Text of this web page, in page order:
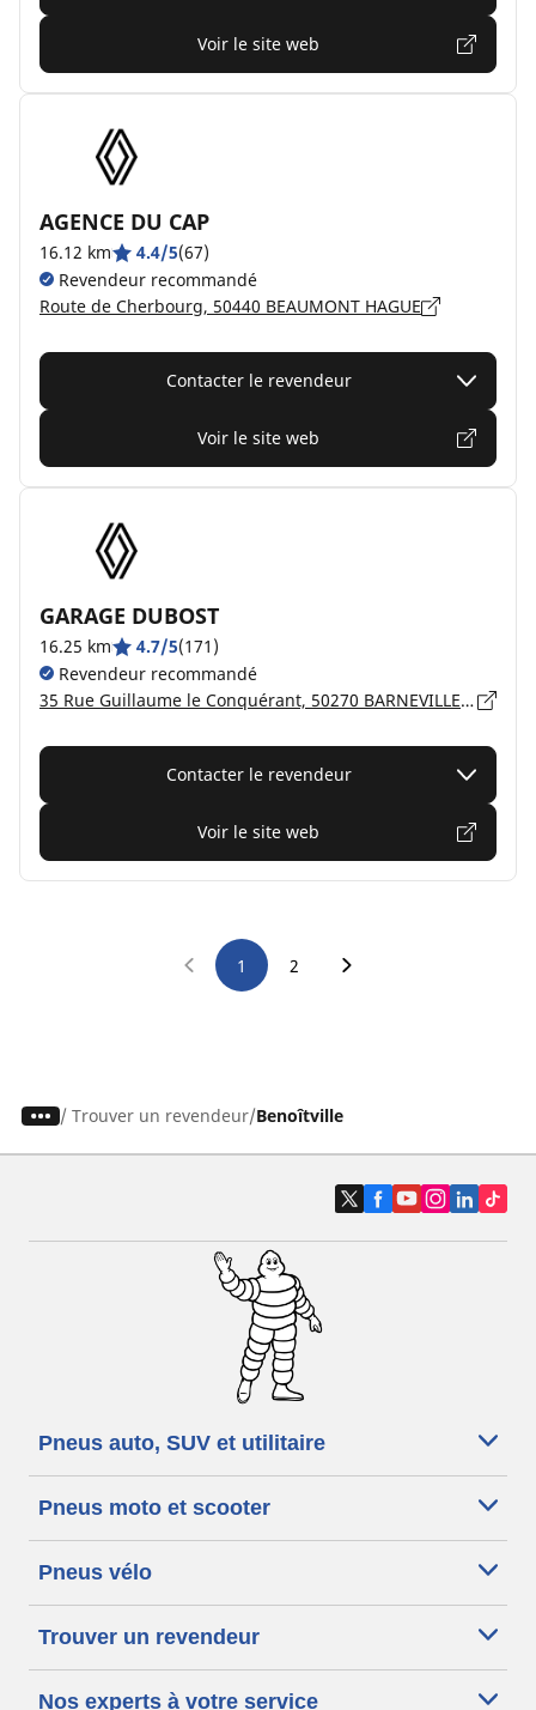
Voir le site web
AGENCE DU CAP
16.12 km 4.4/5(67)
Revendeur recommandé
Route de Cherbourg, 50440 BEAUMONT HAGUE
Contacter le revendeur
Voir le site web
GARAGE DUBOST
16.25 km 4.7/5(171)
Revendeur recommandé
35 Rue Guillaume le Conquérant, 50270 BARNEVILLE-CARTERET
Contacter le revendeur
Voir le site web
1 2
/ Trouver un revendeur Benoîtville
Pneus auto, SUV et utilitaire
Pneus moto et scooter
Pneus vélo
Trouver un revendeur
Nos experts à votre service